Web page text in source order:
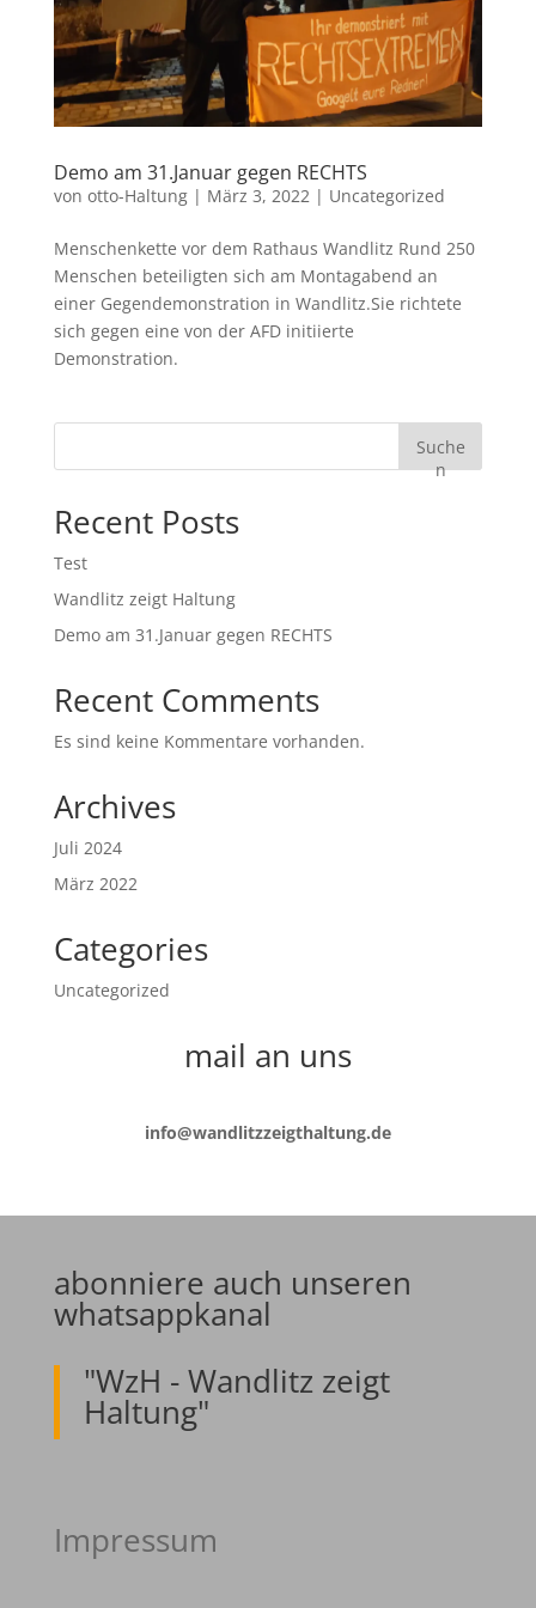
Demo am 31.Januar gegen RECHTS
von otto-Haltung| März 3, 2022| Uncategorized
Menschenkette vor dem Rathaus Wandlitz Rund 250
Menschen beteiligten sich am Montagabend an
einer Gegendemonstration in Wandlitz.Sie richtete
sich gegen eine von der AFD initiierte
Demonstration.
Suche
n
Recent Posts
Test
Wandlitz zeigt Haltung
Demo am 31.Januar gegen RECHTS
Recent Comments
Es sind keine Kommentare vorhanden.
Archives
Juli 2024
März 2022
Categories
Uncategorized
mail an uns
info@wandlitzzeigthaltung.de
abonniere auch unseren
whatsappkanal
"WzH - Wandlitz zeigt
Haltung"
Impressum